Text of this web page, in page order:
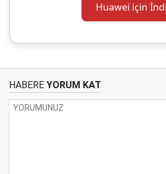
Huawei için
HABERE YORUM KAT